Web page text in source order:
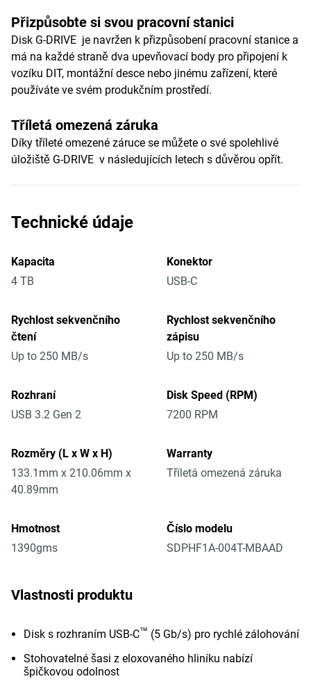
Přizpůsobte si svou pracovní stanici
Disk G-DRIVE je navržen k přizpůsobení pracovní stanice a
má na každé straně dva upevňovací body pro připojení k
vozíku DIT, montážní desce nebo jinému zařízení, které
používáte ve svém produkčním prostředí.
Tříletá omezená záruka
Díky tříleté omezené záruce se můžete o své spolehlivé
úložiště G-DRIVE v následujících letech s důvěrou opřít.
Technické údaje
Kapacita
4 TB
Konektor
USB-C
Rychlost sekvenčního
čtení
Up to 250 MB/s
Rychlost sekvenčního
zápisu
Up to 250 MB/s
Rozhraní
USB 3.2 Gen 2
Disk Speed (RPM)
7200 RPM
Rozměry (L x W x H)
133.1mm x 210.06mm x
40.89mm
Warranty
Tříletá omezená záruka
Hmotnost
1390gms
Číslo modelu
SDPHF1A-004T-MBAAD
Vlastnosti produktu
Disk s rozhraním USB-C™ (5 Gb/s) pro rychlé zálohování
Stohovatelné šasi z eloxovaného hliníku nabízí
špičkovou odolnost